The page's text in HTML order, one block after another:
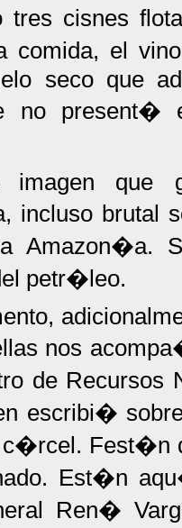
tres cisnes
comida, el
seco que
no present�
que
incluso
Amazon�a.
petr�leo.
nos
de
escribi�
Fest�n
Est�n
Ren�